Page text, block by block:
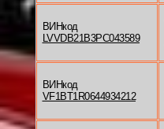
ВИНкод
LVVDB21B3PC043589
ВИНкод
VF1BT1R0644934212